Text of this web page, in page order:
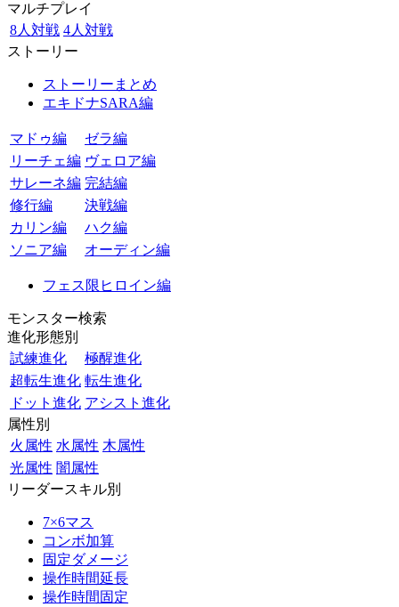
マルチプレイ
8人対戦 4人対戦
ストーリー
ストーリーまとめ
エキドナSARA編
マドゥ編
ゼラ編
リーチェ編 ヴェロア編
サレーネ編 完結編
修行編
決戦編
カリン編
ハク編
ソニア編
オーディン編
フェス限ヒロイン編
モンスター検索
進化形態別
試練進化
極醒進化
超転生進化 転生進化
ドット進化 アシスト進化
属性別
火属性 水属性 木属性
光属性 闇属性
リーダースキル別
7×6マス
コンボ加算
固定ダメージ
操作時間延長
操作時間固定